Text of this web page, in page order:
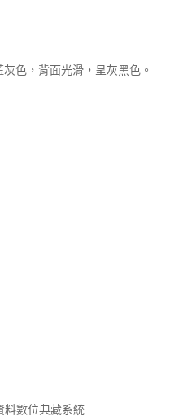
色，背面光滑，呈灰黑色。
料數位典藏系統